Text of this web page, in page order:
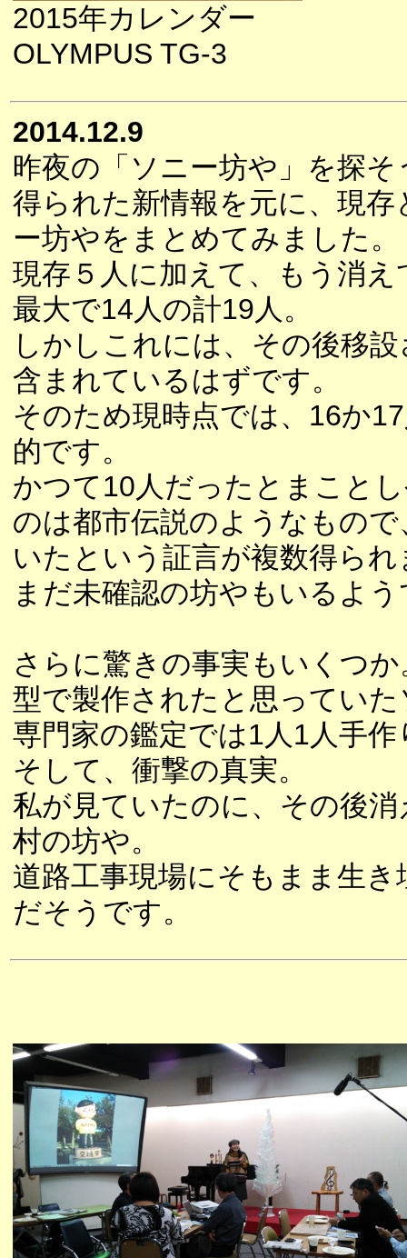
2015年カレンダー
OLYMPUS TG-3
2014.12.9
昨夜の「ソニー坊や」を探
得られた新情報を元に、現
ー坊やをまとめてみました。
現存５人に加えて、もう消
最大で14人の計19人。
しかしこれには、その後移
含まれているはずです。
そのため現時点では、16か
的です。
かつて10人だったとまこと
のは都市伝説のようなもの
いたという証言が複数得ら
まだ未確認の坊やもいるよ
さらに驚きの事実もいくつか
型で製作されたと思ってい
専門家の鑑定では1人1人手
そして、衝撃の真実。
私が見ていたのに、その後
村の坊や。
道路工事現場にそもまま生
だそうです。